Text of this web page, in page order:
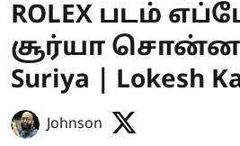
ROLEX படம்
சூர்யா சொன்ன
Suriya | Lokesh
Johnson